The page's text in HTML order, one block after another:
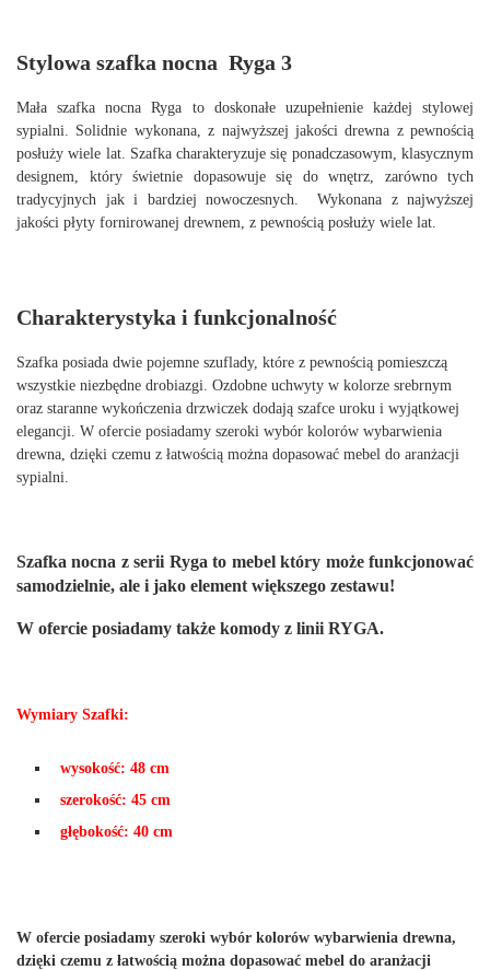
Stylowa szafka nocna Ryga 3
Mała szafka nocna Ryga to doskonałe uzupełnienie każdej stylowej
sypialni. Solidnie wykonana, z najwyższej jakości drewna z pewnością
posłuży wiele lat. Szafka charakteryzuje się ponadczasowym, klasycznym
designem, który świetnie dopasowuje się do wnętrz, zarówno tych
tradycyjnych jak i bardziej nowoczesnych. Wykonana z najwyższej
jakości płyty fornirowanej drewnem, z pewnością posłuży wiele lat.
Charakterystyka i funkcjonalność
Szafka posiada dwie pojemne szuflady, które z pewnością pomieszczą
wszystkie niezbędne drobiazgi. Ozdobne uchwyty w kolorze srebrnym
oraz staranne wykończenia drzwiczek dodają szafce uroku i wyjątkowej
elegancji. W ofercie posiadamy szeroki wybór kolorów wybarwienia
drewna, dzięki czemu z łatwością można dopasować mebel do aranżacji
sypialni.
Szafka nocna z serii Ryga to mebel który może funkcjonować
samodzielnie, ale i jako element większego zestawu!
W ofercie posiadamy także komody z linii RYGA.
Wymiary Szafki:
wysokość: 48 cm
szerokość: 45 cm
głębokość: 40 cm
W ofercie posiadamy szeroki wybór kolorów wybarwienia drewna,
dzięki czemu z łatwością można dopasować mebel do aranżacji